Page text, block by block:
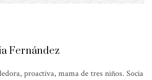
Fernández
proactiva, mama de tres niños. Socia